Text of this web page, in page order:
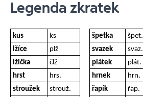
Legenda zkratek
kus ks špetka
špet.
lžíce
plž svazek
svaz.
lžička
člž plátek
plát.
hrst
hrs. hrnek
hrn.
stroužek
strouž. řapík
řap.